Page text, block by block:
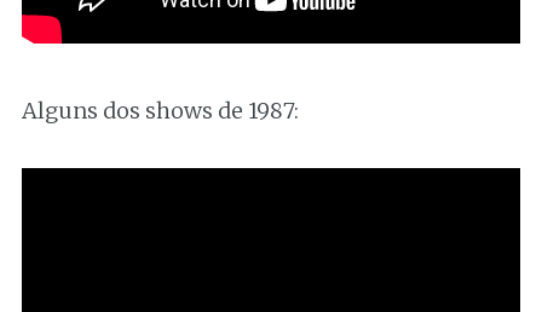
Alguns dos shows de 1987: